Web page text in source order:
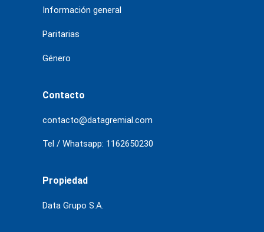
Información general
Paritarias
Género
Contacto
contacto@datagremial.com
Tel / Whatsapp: 1162650230
Propiedad
Data Grupo S.A.